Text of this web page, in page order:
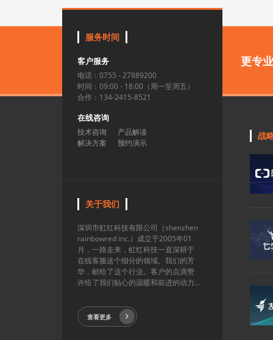
更专
服务时间
客户服务
电话：0755 - 27889200
时间：09:00 - 18:00（周一至周五）
合作：134-2415-8521
在线咨询
技术咨询
产品解读
解决方案
预约演示
关于我们
深圳市虹红科技有限公司（shenzhen
rainbowred inc.）成立于2005年01
月，一路走来，虹红科技一直深耕于
在线客服这个细分的领域。我们的芳
华，献给了这个行业。客户的点滴赞
许给了我们贴心的温暖和前进的动力...
查看更多
战